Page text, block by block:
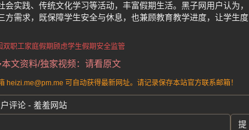
实践、传统文化学习等活动，丰富假期生活。黑子网用户认为，
需求，既保障学生安全与休息，也兼顾教育教学进度，让学生度
双职工家庭假期顾虑学生假期安全监管
文资料/独家视频：请看原文
可自动获得最新网址。请记录保存本站官方联系邮箱！
评论 - 羞羞网站
提